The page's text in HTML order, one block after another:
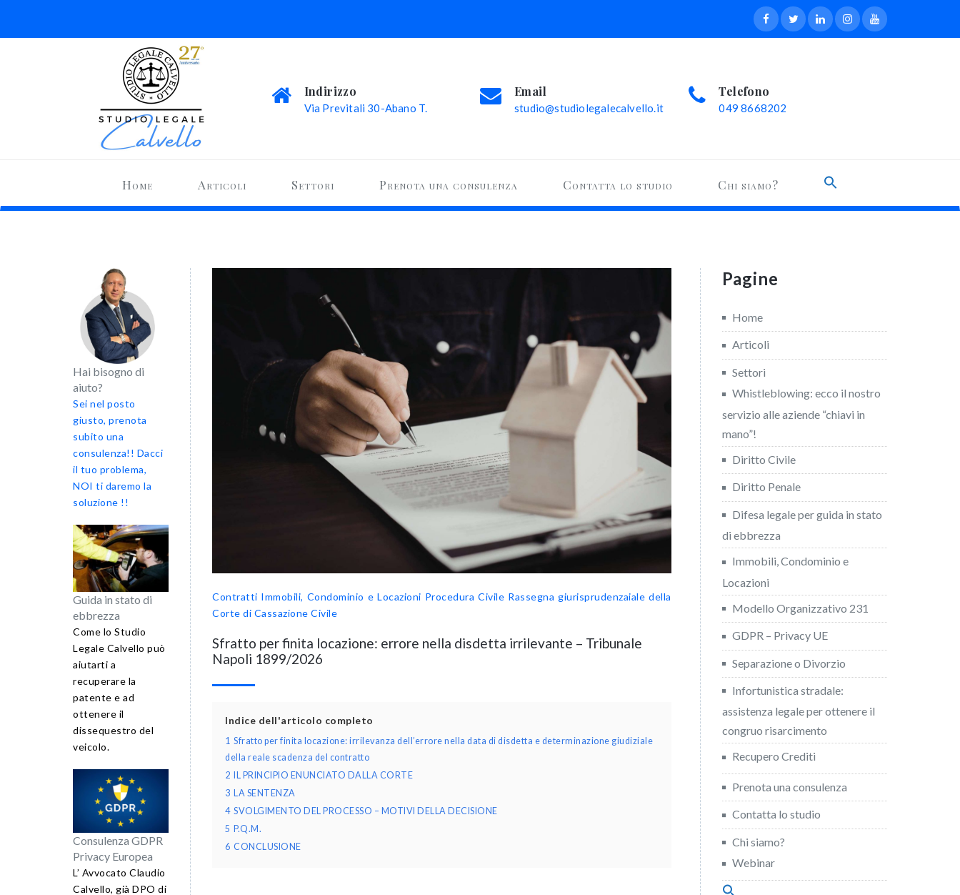
Indirizzo
Via Previtali 30-Abano T.
Email
studio@studiolegalecalvello.it
Telefono
049 8668202
Home Articoli Settori Prenota una consulenza Contatta lo studio Chi siamo?
Hai bisogno di
aiuto?
Sei nel posto
giusto, prenota
subito una
consulenza!! Dacci
il tuo problema,
NOI ti daremo la
soluzione !!
Guida in stato di
ebbrezza
Come lo Studio
Legale Calvello può
aiutarti a
recuperare la
patente e ad
ottenere il
dissequestro del
veicolo.
Consulenza GDPR
Privacy Europea
L’ Avvocato Claudio
Calvello, già DPO di
Contratti Immobili, Condominio e Locazioni Procedura Civile Rassegna giurisprudenzaiale della
Corte di Cassazione Civile
Sfratto per finita locazione: errore nella disdetta irrilevante – Tribunale
Napoli 1899/2026
Indice dell'articolo completo
1 Sfratto per finita locazione: irrilevanza dell’errore nella data di disdetta e determinazione giudiziale
della reale scadenza del contratto
2 IL PRINCIPIO ENUNCIATO DALLA CORTE
3 LA SENTENZA
4 SVOLGIMENTO DEL PROCESSO – MOTIVI DELLA DECISIONE
5 P.Q.M.
6 CONCLUSIONE
Pagine
Home
Articoli
Settori
Whistleblowing: ecco il nostro
servizio alle aziende “chiavi in
mano”!
Diritto Civile
Diritto Penale
Difesa legale per guida in stato
di ebbrezza
Immobili, Condominio e
Locazioni
Modello Organizzativo 231
GDPR – Privacy UE
Separazione o Divorzio
Infortunistica stradale:
assistenza legale per ottenere il
congruo risarcimento
Recupero Crediti
Prenota una consulenza
Contatta lo studio
Chi siamo?
Webinar